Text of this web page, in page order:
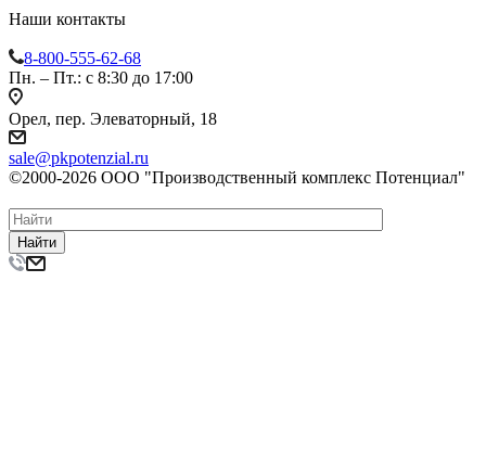
Наши контакты
8-800-555-62-68
Пн. – Пт.: с 8:30 до 17:00
Орел, пер. Элеваторный, 18
sale@pkpotenzial.ru
©2000-2026 ООО "Производственный комплекс Потенциал"
Найти